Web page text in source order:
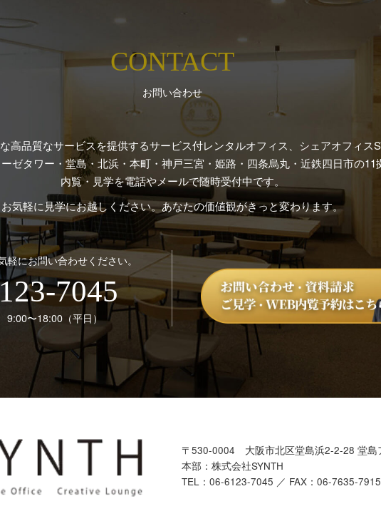
CONTACT
お問い合わせ
高品質なサービスを提供するサービス付レンタルオフィス、シェアオフィス
ゼタワー・堂島・北浜・本町・神戸三宮・姫路・四条烏丸・近鉄四日市の11
内覧・見学を電話やメールで随時受付中です。
お気軽に見学にお越しください。あなたの価値観がきっと変わります。
軽にお問い合わせください。
7045
〜18:00（平日）
〒530-0004 大阪市北区堂島浜2-2-28 堂
本部：株式会社SYNTH
TEL： 06-6123-7045 ／ FAX：06-7635-7915